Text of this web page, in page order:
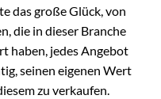
das große Glück, von
die in dieser Branche
haben, jedes Angebot
seinen eigenen Wert
zu verkaufen.